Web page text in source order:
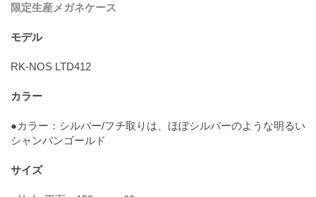
限定生産メガネケース
モデル
RK-NOS LTD412
カラー
●カラー：シルバー/フチ取りは、ほぼシルバーのような明るい
シャンパンゴールド
サイズ